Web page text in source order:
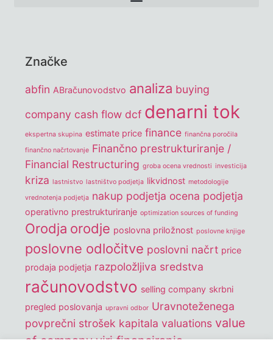
Značke
abfin ABračunovodstvo analiza buying
company cash flow dcf denarni tok
ekspertna skupina estimate price finance finančna poročila
finančno načrtovanje Finančno prestrukturiranje /
Financial Restructuring groba ocena vrednosti investicija
kriza lastnistvo lastništvo podjetja likvidnost metodologije
vrednotenja podjetja nakup podjetja ocena podjetja
operativno prestrukturiranje optimization sources of funding
Orodja orodje poslovna priložnost poslovne knjige
poslovne odločitve poslovni načrt price
prodaja podjetja razpoložljiva sredstva
računovodstvo selling company skrbni
pregled poslovanja upravni odbor Uravnoteženega
povprečni strošek kapitala valuations value